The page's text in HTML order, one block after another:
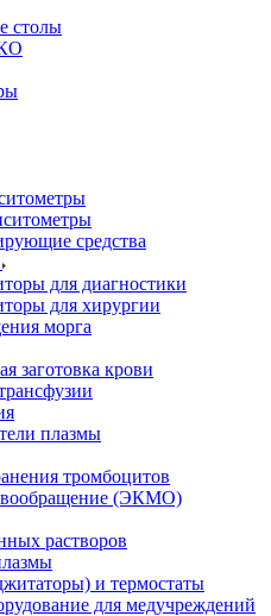
столы
средства
для диагностики
для хирургии
морга
заготовка крови
плазмы
тромбоцитов
(ЭКМО)
растворов
и термостаты
для медучреждений